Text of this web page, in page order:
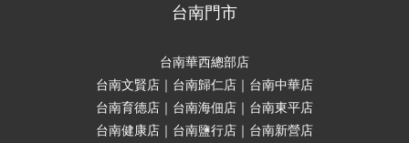
台南門市
台南華西總部店
台南文賢店｜台南歸仁店｜台南中華店
台南育德店｜台南海佃店｜台南東平店
台南健康店｜台南鹽行店｜台南新營店